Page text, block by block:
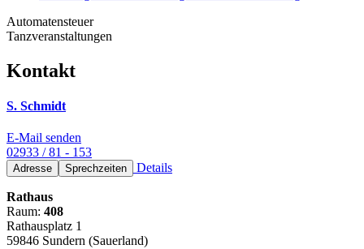
Automatensteuer
Tanzveranstaltungen
Kontakt
S. Schmidt
E-Mail senden
02933 / 81 - 153
Adresse Sprechzeiten Details
Rathaus
Raum: 408
Rathausplatz 1
59846 Sundern (Sauerland)